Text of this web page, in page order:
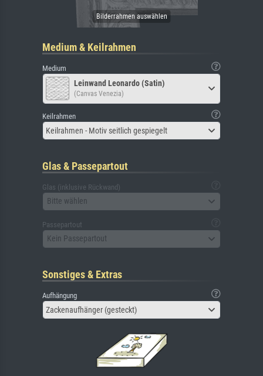
Medium & Keilrahmen
Medium
Leinwand Leonardo (Satin)
(Canvas Venezia)
Keilrahmen
Keilrahmen - Motiv seitlich gespiegelt
Glas & Passepartout
Glas (inklusive Rückwand)
Bitte wählen
Passepartout
Kein Passepartout
Sonstiges & Extras
Aufhängung
Zackenaufhänger (gesteckt)